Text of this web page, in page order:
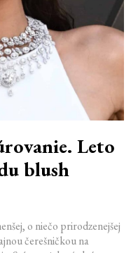
Leto
blush
o niečo prirodzenejšej
čerešničkou na